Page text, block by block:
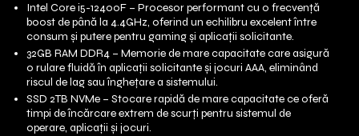
Intel Core i5-12400F – Procesor performant cu o frecvență
boost de până la 4.4GHz, oferind un echilibru excelent între
consum și putere pentru gaming și aplicații solicitante.
32GB RAM DDR4 – Memorie de mare capacitate care asigură
o rulare fluidă în aplicații solicitante și jocuri AAA, eliminând
riscul de lag sau înghețare a sistemului.
SSD 2TB NVMe – Stocare rapidă de mare capacitate ce oferă
timpi de încărcare extrem de scurți pentru sistemul de
operare, aplicații și jocuri.